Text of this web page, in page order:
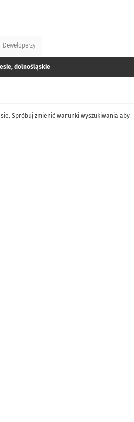
Deweloperzy
dolnośląskie
Spróbuj zmienić warunki wyszukiwania aby